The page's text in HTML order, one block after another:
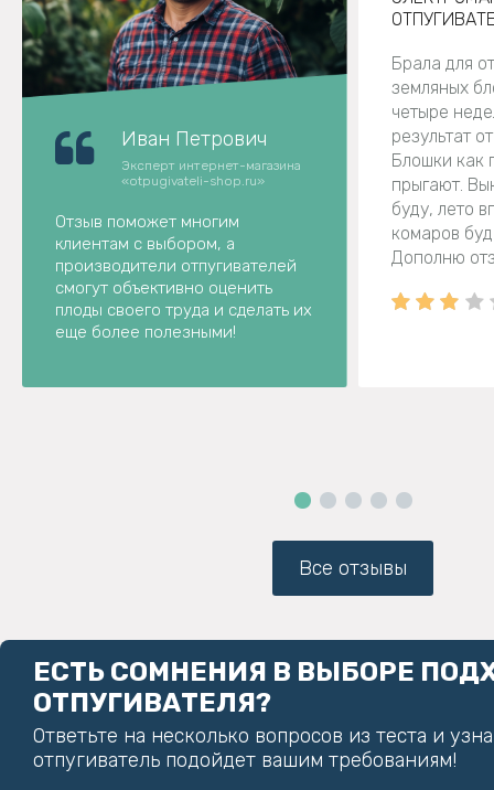
Иван Петрович
Эксперт интернет-магазина
«otpugivateli-shop.ru»
Отзыв поможет многим
клиентам с выбором, а
производители отпугивателей
смогут объективно оценить
плоды своего труда и сделать их
еще более полезными!
Брала для
земляных
четыре
результат
Блошки как
прыгают.
буду, лето
комаров
Дополню
Все отзывы
ЕСТЬ СОМНЕНИЯ В ВЫБОРЕ
ОТПУГИВАТЕЛЯ?
Ответьте на несколько вопросов из теста и
отпугиватель подойдет вашим требованиям!